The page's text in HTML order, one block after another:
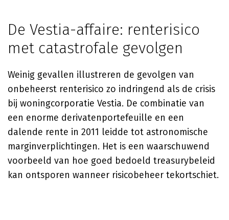
De Vestia-affaire: renterisico
met catastrofale gevolgen
Weinig gevallen illustreren de gevolgen van
onbeheerst renterisico zo indringend als de crisis
bij woningcorporatie Vestia. De combinatie van
een enorme derivatenportefeuille en een
dalende rente in 2011 leidde tot astronomische
marginverplichtingen. Het is een waarschuwend
voorbeeld van hoe goed bedoeld treasurybeleid
kan ontsporen wanneer risicobeheer tekortschiet.